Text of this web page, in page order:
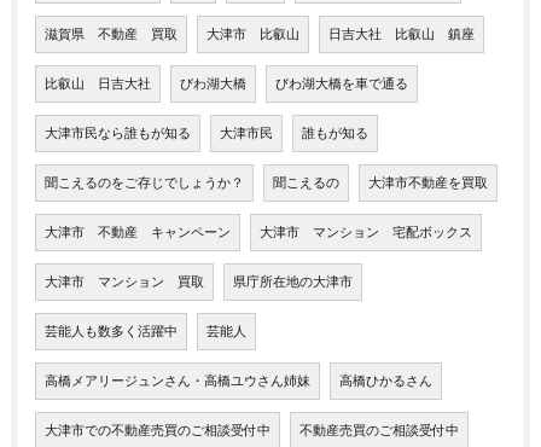
滋賀県 不動産 買取 大津市 比叡山 日吉大社 比叡山 鎮座
比叡山 日吉大社 びわ湖大橋 びわ湖大橋を車で通る
大津市民なら誰もが知る 大津市民 誰もが知る
聞こえるのをご存じでしょうか？ 聞こえるの 大津市不動産を買取
大津市 不動産 キャンペーン 大津市 マンション 宅配ボックス
大津市 マンション 買取 県庁所在地の大津市
芸能人も数多く活躍中 芸能人
高橋メアリージュンさん・高橋ユウさん姉妹 高橋ひかるさん
大津市での不動産売買のご相談受付中 不動産売買のご相談受付中